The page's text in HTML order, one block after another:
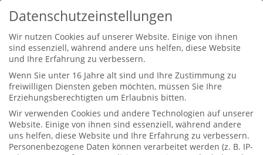
Emirates vs. Etihad Business
Class
Datenschutzeinstellungen
Wir nutzen Cookies auf unserer Website. Einige von ihnen
sind essenziell, während andere uns helfen, diese Website
und Ihre Erfahrung zu verbessern.
Wenn Sie unter 16 Jahre alt sind und Ihre Zustimmung zu
freiwilligen Diensten geben möchten, müssen Sie Ihre
Erziehungsberechtigten um Erlaubnis bitten.
Wir verwenden Cookies und andere Technologien auf unserer
Website. Einige von ihnen sind essenziell, während andere
uns helfen, diese Website und Ihre Erfahrung zu verbessern.
Personenbezogene Daten können verarbeitet werden (z. B. IP-